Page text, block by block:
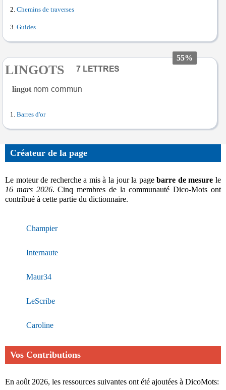
Chemins de traverses
Guides
55%
LINGOTS
lingot
Barres d'or
Créateur de la page
Le moteur de recherche a mis à la jour la pagebarre de mesure le
16 mars 2026. Cinq membres de la communauté Dico-Mots ont
contribué à cette partie du dictionnaire.
Champier
Internaute
Maur34
LeScribe
Caroline
Vos Contributions
En août 2026, les ressources suivantes ont été ajoutées à DicoMots: